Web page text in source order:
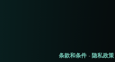
条款和条件 - 隐私政策